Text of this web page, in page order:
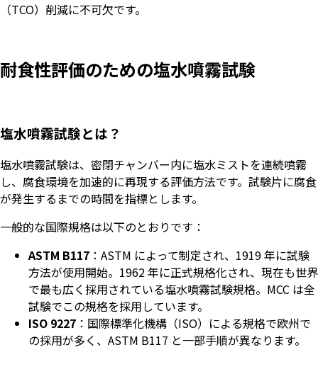
（TCO）削減に不可欠です。
耐食性評価のための塩水噴霧試験
塩水噴霧試験とは？
塩水噴霧試験は、密閉チャンバー内に塩水ミストを連続噴霧
し、腐食環境を加速的に再現する評価方法です。試験片に腐食
が発生するまでの時間を指標とします。
一般的な国際規格は以下のとおりです：
ASTM B117 ：ASTM によって制定され、1919 年に試験
方法が使用開始。1962 年に正式規格化され、現在も世界
で最も広く採用されている塩水噴霧試験規格。MCC は全
試験でこの規格を採用しています。
ISO 9227 ：国際標準化機構（ISO）による規格で欧州で
の採用が多く、ASTM B117 と一部手順が異なります。